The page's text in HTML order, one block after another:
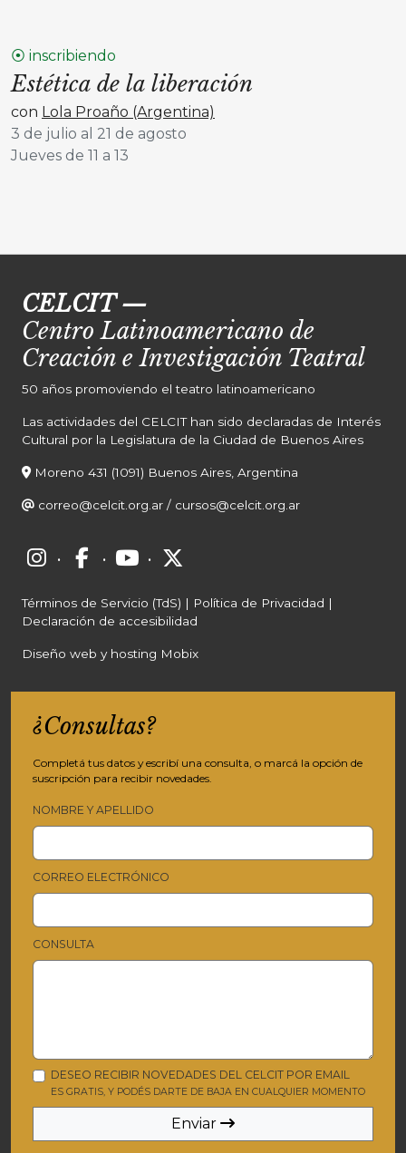
⦿ inscribiendo
Estética de la liberación
con Lola Proaño (Argentina)
3 de julio al 21 de agosto
Jueves de 11 a 13
CELCIT—
Centro Latinoamericano de
Creación e Investigación Teatral
50 años promoviendo el teatro latinoamericano
Las actividades del CELCIT han sido declaradas de Interés
Cultural por la Legislatura de la Ciudad de Buenos Aires
Moreno 431 (1091) Buenos Aires, Argentina
correo@celcit.org.ar / cursos@celcit.org.ar
· · ·
Términos de Servicio (TdS) | Política de Privacidad |
Declaración de accesibilidad
Diseño web y hosting Mobix
¿Consultas?
Completá tus datos y escribí una consulta, o marcá la opción de
suscripción para recibir novedades.
NOMBRE Y APELLIDO
CORREO ELECTRÓNICO
CONSULTA
DESEO RECIBIR NOVEDADES DEL CELCIT POR EMAIL
ES GRATIS, Y PODÉS DARTE DE BAJA EN CUALQUIER MOMENTO
Enviar